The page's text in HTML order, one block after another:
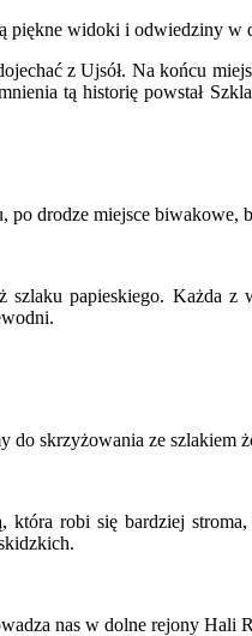
piękne widoki i odwiedziny w
z Ujsół. Na końcu
tą historię powstał
drodze miejsce
szlaku papieskiego.
skrzyżowania ze
robi się bardziej
nas w dolne rejony Hali